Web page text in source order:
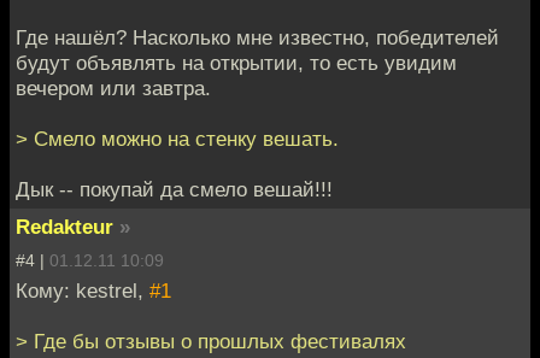
Где нашёл? Насколько мне известно, победителей
будут объявлять на открытии, то есть увидим
вечером или завтра.
> Смело можно на стенку вешать.
Дык -- покупай да смело вешай!!!
Redakteur »
#4 | 01.12.11 10:09
Кому: kestrel, #1
> Где бы отзывы о прошлых фестивалях